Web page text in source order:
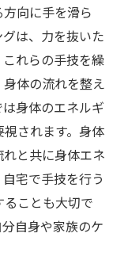
向に手を滑ら
は、力を抜いた
れらの手技を繰
体の流れを整え
身体のエネルギ
されます。身体
と共に身体エネ
宅で手技を行う
ことも大切で
自身や家族のケ